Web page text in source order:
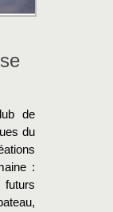
de
du
:
futurs